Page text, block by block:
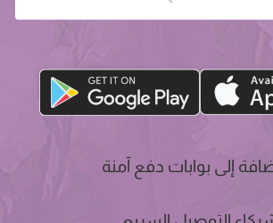
إلى بوابات دفع آمنة